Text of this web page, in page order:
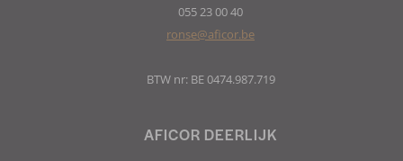
AFICOR DEERLIJK
055 23 00 40
ronse@aficor.be
BTW nr: BE 0474.987.719